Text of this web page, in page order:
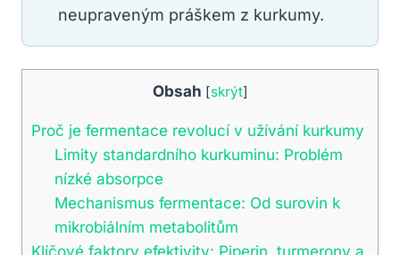
neupraveným práškem z kurkumy.
Obsah [skrýt]
Proč je fermentace revolucí v užívání kurkumy
Limity standardního kurkuminu: Problém
nízké absorpce
Mechanismus fermentace: Od surovin k
mikrobiálním metabolitům
Klíčové faktory efektivity: Piperin, turmerony a